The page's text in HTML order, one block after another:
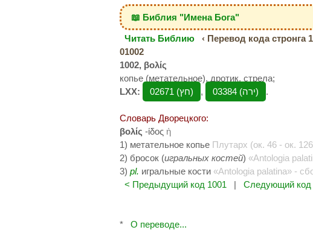
📖 Библия "Имена Бога"
Читать Библию
‹ Перевод кода стронга
01002
1002, βολίς
копье (метательное), дротик, стрела;
LXX:
02671 (חץ‎) , 03384 (ירה‎) .
Словарь Дворецкого:
βολίς -ίδος ἡ
1) метательное копье Плутарх (ок. 46 - ок.
2) бросок (игральных костей) «Antologia
3) pl. игральные кости «Antologia palatina» -
< Предыдущий код 1001
| Следующий код
*
О переводе...